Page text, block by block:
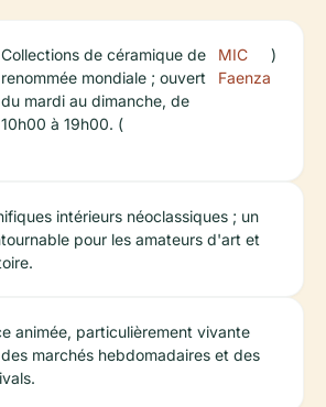
Collections de céramique de
renommée mondiale ; ouvert
du mardi au dimanche, de
10h00 à 19h00. (
MIC
Faenza
)
intérieurs néoclassiques ; un
pour les amateurs d'art et
animée, particulièrement vivante
marchés hebdomadaires et des